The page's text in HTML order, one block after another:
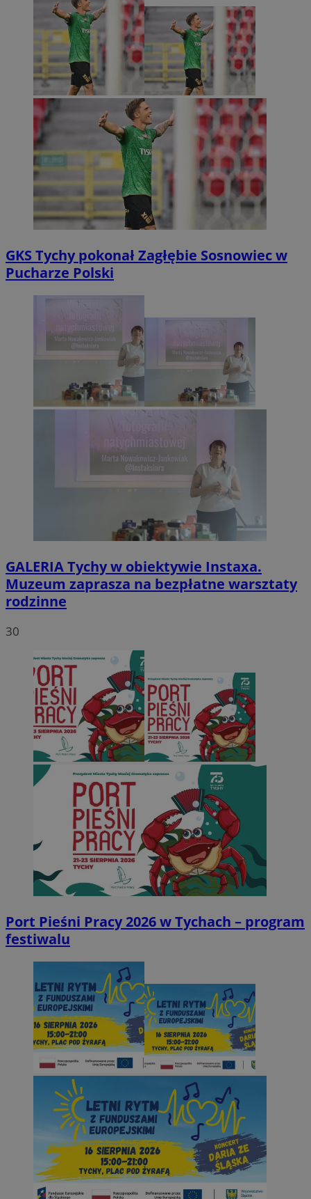
GKS Tychy pokonał Zagłębie Sosnowiec w
Pucharze Polski
GALERIATychy w obiektywie Instaxa.
Muzeum zaprasza na bezpłatne warsztaty
rodzinne
30
Port Pieśni Pracy 2026 w Tychach – program
festiwalu